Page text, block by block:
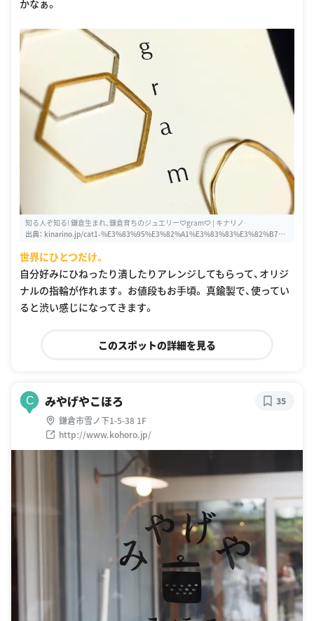
かなぁ。
知る人ぞ知る! 鎌倉生まれ、鎌倉育ちのジュエリー♡gram♡ | キナリノ
出典： kinarino.jp/cat1-%E3%83%95%E3%82%A1%E3%83%83%E3%82%B7%E
1%9E%E7%9F%A5%E3%82%8B!%E9%8E%8C%E5%80%89%E7%94%9F%E3%
81%BE%E3%82%8C%E3%80%81%E9%8E%8C%E5%80%89%E8%82%B2%E
3%81%A1%E3%81%AE%E3%82%B8%E3%83%A5%E3%82%A8%E3%83%AA%
E3%83%BC%E2%99%A1gram%E2%99%A1
世界にひとつだけ。
自分好みにひねったり潰したりアレンジしてもらって、オリジ
ナルの指輪が作れます。 お値段もお手頃。 真鍮製で、使ってい
ると渋い感じになってきます。
このスポットの詳細を見る
C みやげやこほろ
鎌倉市雪ノ下1-5-38 1F
http://www.kohoro.jp/
35